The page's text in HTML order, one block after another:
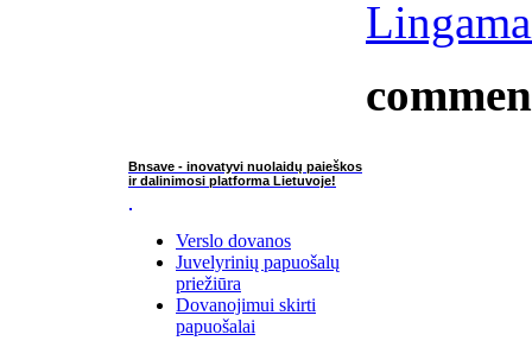
Bnsave - inovatyvi nuolaidų paieškos
ir dalinimosi platforma Lietuvoje!
Verslo dovanos
Juvelyrinių papuošalų
priežiūra
Dovanojimui skirti
papuošalai